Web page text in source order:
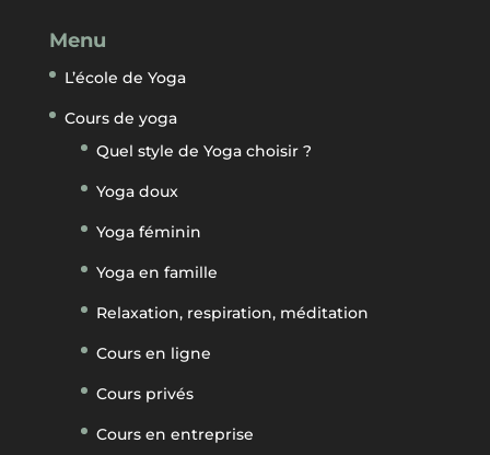
Menu
L’école de Yoga
Cours de yoga
Quel style de Yoga choisir ?
Yoga doux
Yoga féminin
Yoga en famille
Relaxation, respiration, méditation
Cours en ligne
Cours privés
Cours en entreprise